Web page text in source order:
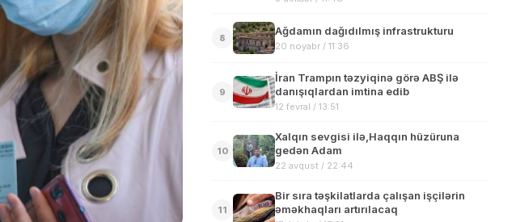
8
Ağdamın dağıdılmış infrastrukturu
20 noyabr / 11:36
9
İran Trampın təzyiqinə görə ABŞ ilə
danışıqlardan imtina edib
12 fevral / 13:51
10
Xalqın sevgisi ilə,Haqqın hüzüruna
gedən Adam
22 avqust / 22:44
11
Bir sıra təşkilatlarda çalışan işçilərin
əməkhaqları artırılacaq